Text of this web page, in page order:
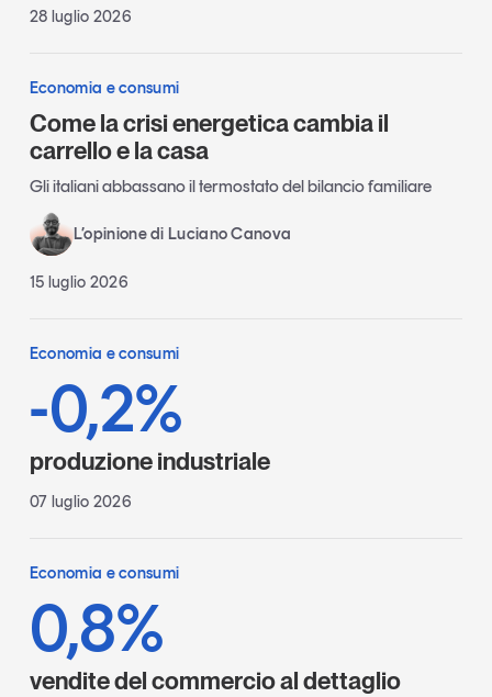
28 luglio 2026
Economia e consumi
Come la crisi energetica cambia il
carrello e la casa
Gli italiani abbassano il termostato del bilancio familiare
L’opinione di Luciano Canova
15 luglio 2026
Economia e consumi
-0,2%
produzione industriale
07 luglio 2026
Economia e consumi
0,8%
vendite del commercio al dettaglio